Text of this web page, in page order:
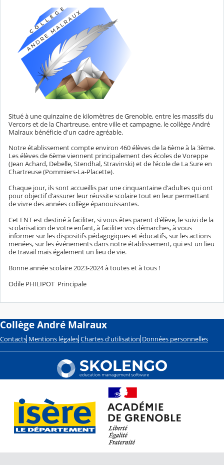
Situé à une quinzaine de kilomètres de Grenoble, entre les massifs du
Vercors et de la Chartreuse, entre ville et campagne, le collège André
Malraux bénéficie d'un cadre agréable.
Notre établissement compte environ 460 élèves de la 6ème à la 3ème.
Les élèves de 6ème viennent principalement des écoles de Voreppe
(Jean Achard, Debelle, Stendhal, Stravinski) et de l'école de La Sure en
Chartreuse (Pommiers-La-Placette).
Chaque jour, ils sont accueillis par une cinquantaine d'adultes qui ont
pour objectif d'assurer leur réussite scolaire tout en leur permettant
de vivre des années collège épanouissantes.
Cet ENT est destiné à faciliter, si vous êtes parent d'élève, le suivi de la
scolarisation de votre enfant, à faciliter vos démarches, à vous
informer sur les dispositifs pédagogiques et éducatifs, sur les actions
menées, sur les événements dans notre établissement, qui est un lieu
de travail mais également un lieu de vie.
Bonne année scolaire 2023-2024 à toutes et à tous !
Odile PHILIPOT Principale
Collège André Malraux
Contacts Mentions légales Chartes d'utilisation Données personnelles